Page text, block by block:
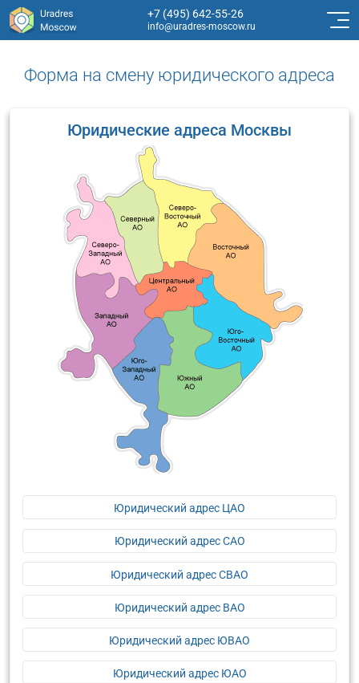
+7 (495) 642-55-26
info@uradres-moscow.ru
Форма на смену юридического адреса
Юридические адреса Москвы
Юридический адрес ЦАО
Юридический адрес САО
Юридический адрес СВАО
Юридический адрес ВАО
Юридический адрес ЮВАО
Юридический адрес ЮАО